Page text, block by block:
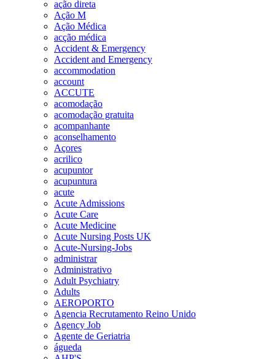
ação direta
Ação M
Ação Médica
acção médica
Accident & Emergency
Accident and Emergency
accommodation
account
ACCUTE
acomodação
acomodação gratuita
acompanhante
aconselhamento
Açores
acrilico
acupuntor
acupuntura
acute
Acute Admissions
Acute Care
Acute Medicine
Acute Nursing Posts UK
Acute-Nursing-Jobs
administrar
Administrativo
Adult Psychiatry
Adults
AEROPORTO
Agencia Recrutamento Reino Unido
Agency Job
Agente de Geriatria
águeda